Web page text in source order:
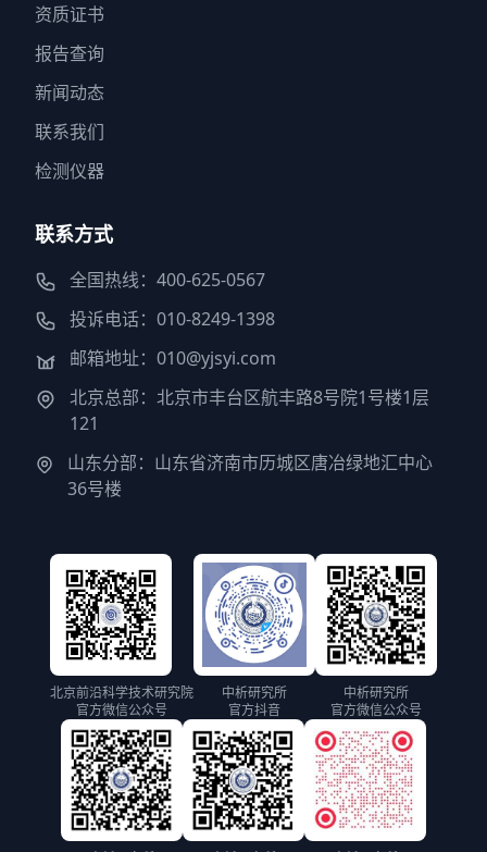
资质证书
报告查询
新闻动态
联系我们
检测仪器
联系方式
全国热线：400-625-0567
投诉电话：010-8249-1398
邮箱地址：010@yjsyi.com
北京总部：北京市丰台区航丰路8号院1号楼1层
121
山东分部：山东省济南市历城区唐冶绿地汇中心
36号楼
北京前沿科学技术研究院
官方微信公众号
中析研究所
官方抖音
中析研究所
官方微信公众号